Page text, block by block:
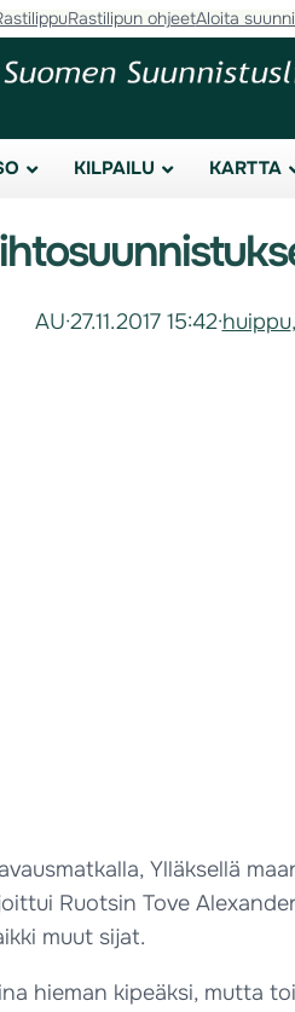
Rastilipun ohjeetAloita
KILPAILU KARTTA
AU·27.11.2017 15:42·huippu,
Ylläksellä
Ruotsin Tove
muut sijat.
hieman kipeäksi, mutta